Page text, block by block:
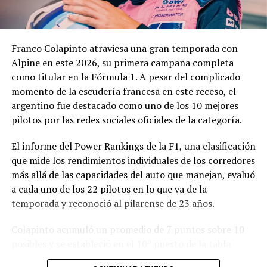
complejidad y trascendencia de la solicitud hacen
necesario un estudio integral de la documentación
modificación vinculada a la composición societaria de la
empresa que obtuvo la concesión.
La novedad se conoce mientras la concesión del Minella
continúa envuelta en una delicadísima situación
jurídica. El proceso mediante el cual Minella Stadium
busca determinar si existieron irregularidades en la
licitación impulsada por el Municipio.
La causa, que avanza en la Justicia, derivó en
cuestionamientos de distintos sectores políticos y en
que pusieron bajo la lupa tanto el proceso licitatorio
firma concesionaria.
Franco Colapinto atraviesa una gran temporada con
Alpine en este 2026, su primera campaña completa
como titular en la Fórmula 1. A pesar del complicado
momento de la escudería francesa en este receso, el
argentino fue destacado como uno de los 10 mejores
pilotos por las redes sociales oficiales de la categoría.
El informe del Power Rankings de la F1, una clasificación
que mide los rendimientos individuales de los corredores
más allá de las capacidades del auto que manejan, evaluó
a cada uno de los 22 pilotos en lo que va de la
temporada y reconoció al pilarense de 23 años.
Colapinto acumuló un promedio de 7 puntos sobre 10
general, igualado en puntaje con el francés Isack Hadjar,